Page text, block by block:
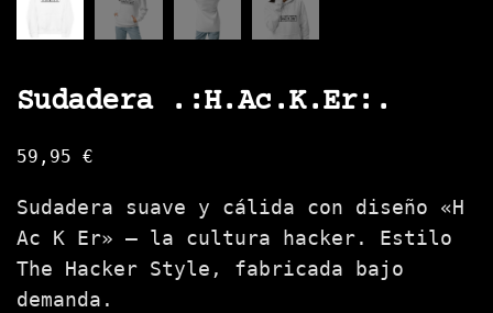
Sudadera .:H.Ac.K.Er:.
59,95 €
Sudadera suave y cálida con diseño «H
Ac K Er» — la cultura hacker. Estilo
The Hacker Style, fabricada bajo
demanda.